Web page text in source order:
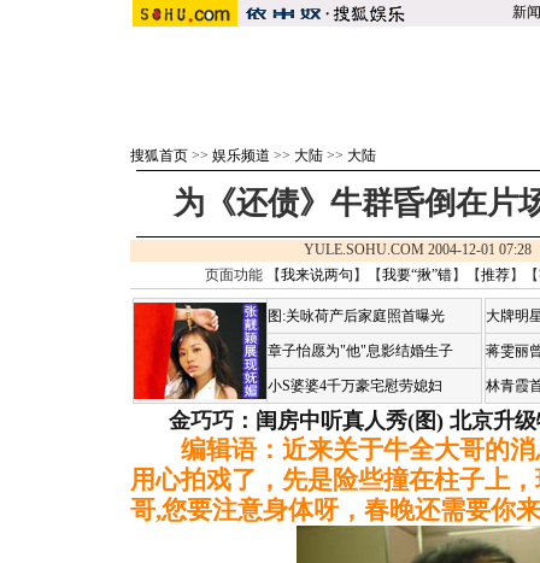
新闻
搜狐首页 >> 娱乐频道 >> 大陆 >> 大陆
为《还债》牛群昏倒在片
YULE.SOHU.COM 2004-12-01
页面功能 【我来说两句 】【我要“揪”错】【推荐】
图:关咏荷产后家庭照首曝光
章子怡愿为"他"息影结婚生子
小S婆婆4千万豪宅慰劳媳妇
大牌明
蒋雯丽
林青霞
金巧巧：闺房中听真人秀(图) 北京升
编辑语：近来关于牛全大哥的
用心拍戏了，先是险些撞在柱子上
哥,您要注意身体呀，春晚还需要你来